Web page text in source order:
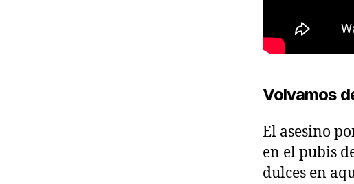
Volvamos
El asesino
en el pubis
dulces en